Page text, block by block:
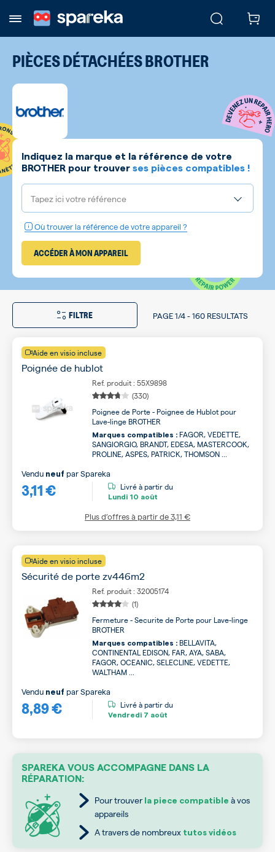
PIÈCES DÉTACHÉESBROTHER
Indiquez la marque et la référence de votre
BROTHER pour trouver ses pièces compatibles !
Tapez ici votre référence
Où trouver la référence de votre appareil ?
ACCÉDER À MON APPAREIL
FILTRE PAGE 1/4-160 RESULTATS
Aide en visio incluse
Poignée de hublot
Ref. produit : 55X9898
(330)
Poignee de Porte - Poignee de Hublot pour
Lave-linge BROTHER
Marques compatibles : FAGOR, VEDETTE,
SANGIORGIO, BRANDT, EDESA, MASTERCOOK,
PROLINE, ASPES, PATRICK, THOMSON ...
3,11 €
Vendu neuf parSpareka
Livré à partir du
Lundi 10 août
Plus d’offres à partir de3,11 €
Aide en visio incluse
Sécurité de porte zv446m2
Ref. produit : 32005174
(1)
Fermeture - Securite de Porte pour Lave-linge
BROTHER
Marques compatibles : BELLAVITA,
CONTINENTAL EDISON, FAR, AYA, SABA,
FAGOR, OCEANIC, SELECLINE, VEDETTE,
WALTHAM ...
8,89 €
Vendu neuf parSpareka
Livré à partir du
Vendredi 7 août
SPAREKA VOUS ACCOMPAGNE DANS LA
RÉPARATION:
Pour trouver la piece compatible à vos
appareils
A travers de nombreux tutos vidéos